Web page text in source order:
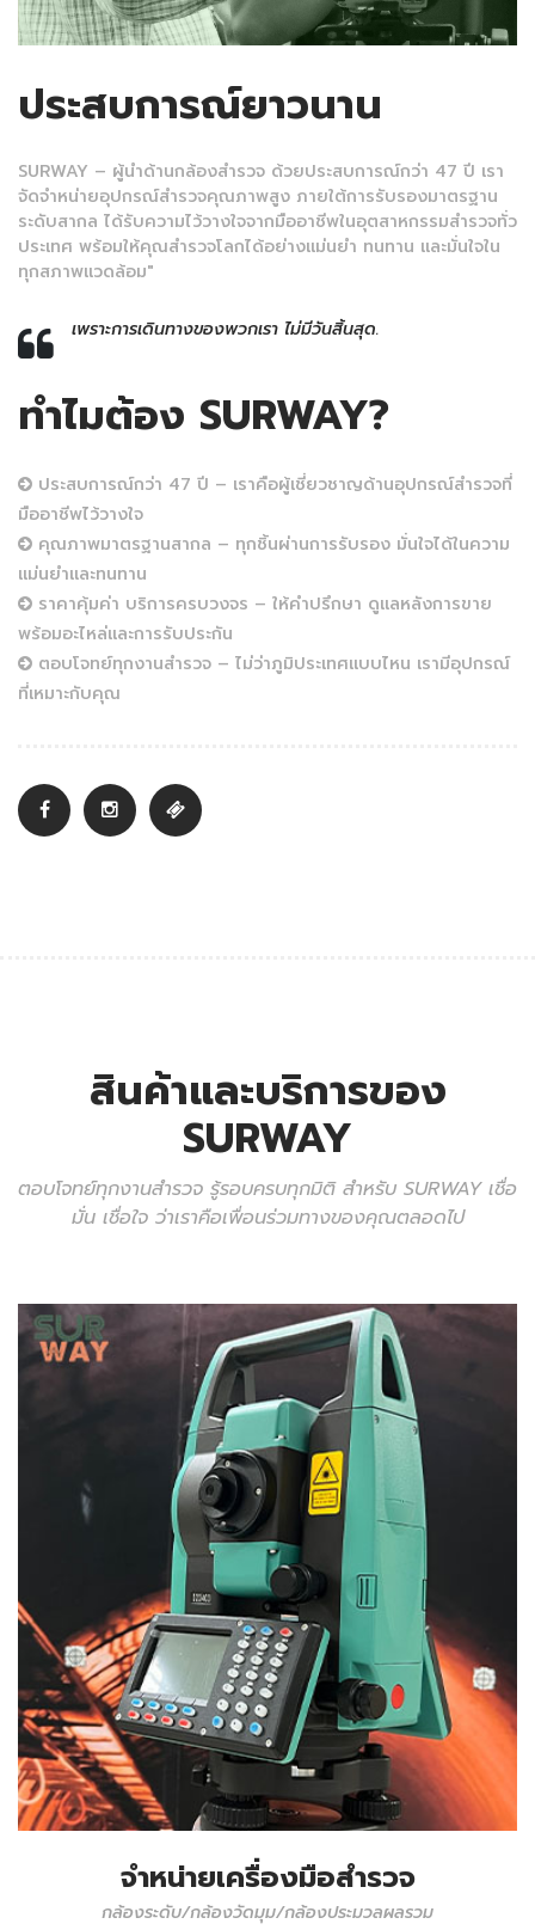
ประสบการณ์ยาวนาน
SURWAY – ผู้นำด้านกล้องสำรวจ ด้วยประสบการณ์กว่า 47 ปี เรา
จัดจำหน่ายอุปกรณ์สำรวจคุณภาพสูง ภายใต้การรับรองมาตรฐาน
ระดับสากล ได้รับความไว้วางใจจากมืออาชีพในอุตสาหกรรมสำรวจทั่ว
ประเทศ พร้อมให้คุณสำรวจโลกได้อย่างแม่นยำ ทนทาน และมั่นใจใน
ทุกสภาพแวดล้อม"
เพราะการเดินทางของพวกเรา ไม่มีวันสิ้นสุด.
ทำไมต้อง SURWAY?
ประสบการณ์กว่า 47 ปี – เราคือผู้เชี่ยวชาญด้านอุปกรณ์สำรวจที่
มืออาชีพไว้วางใจ
คุณภาพมาตรฐานสากล – ทุกชิ้นผ่านการรับรอง มั่นใจได้ในความ
แม่นยำและทนทาน
ราคาคุ้มค่า บริการครบวงจร – ให้คำปรึกษา ดูแลหลังการขาย
พร้อมอะไหล่และการรับประกัน
ตอบโจทย์ทุกงานสำรวจ – ไม่ว่าภูมิประเทศแบบไหน เรามีอุปกรณ์
ที่เหมาะกับคุณ
สินค้าและบริการของ
SURWAY
ตอบโจทย์ทุกงานสำรวจ รู้รอบครบทุกมิติ สำหรับ SURWAY เชื่อ
มั่น เชื่อใจ ว่าเราคือเพื่อนร่วมทางของคุณตลอดไป
จำหน่ายเครื่องมือสำรวจ
กล้องระดับ/กล้องวัดมุม/กล้องประมวลผลรวม